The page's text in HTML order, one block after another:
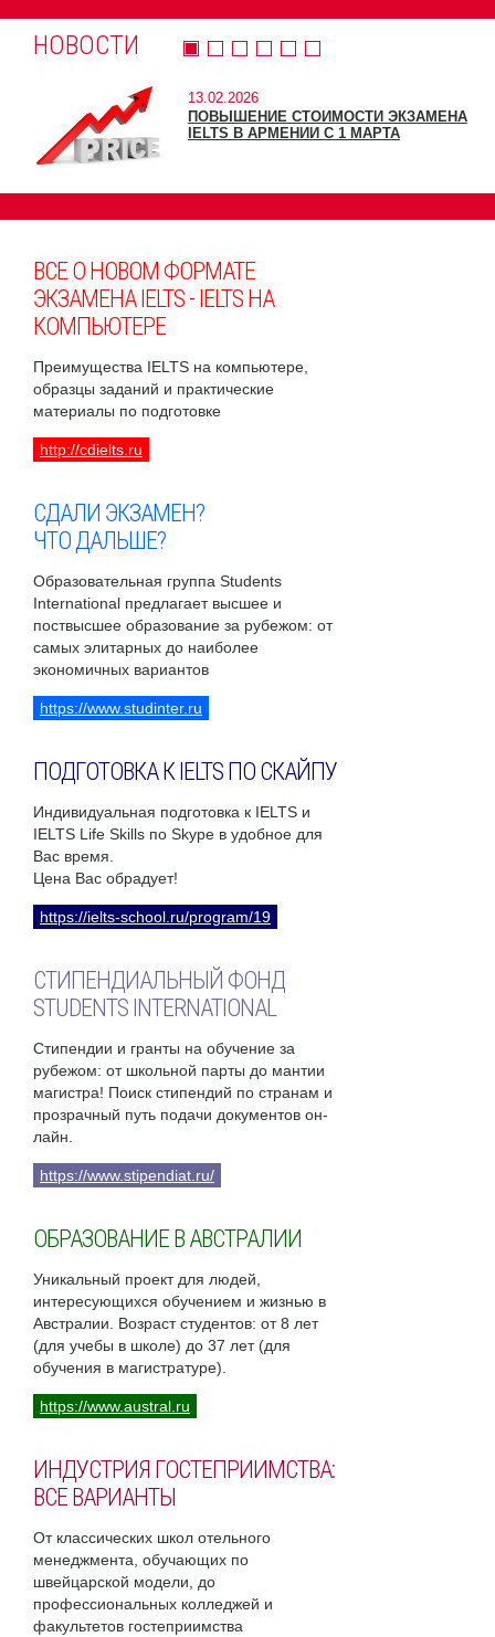
НОВОСТИ
13.02.2026
ПОВЫШЕНИЕ СТОИМОСТИ ЭКЗАМЕНА
IELTS В АРМЕНИИ С 1 МАРТА
ВСЕ О НОВОМ ФОРМАТЕ
ЭКЗАМЕНА IELTS - IELTS НА
КОМПЬЮТЕРЕ
Преимущества IELTS на компьютере,
образцы заданий и практические
материалы по подготовке
http://cdielts.ru
СДАЛИ ЭКЗАМЕН?
ЧТО ДАЛЬШЕ?
Образовательная группа Students
International предлагает высшее и
поствысшее образование за рубежом: от
самых элитарных до наиболее
экономичных вариантов
https://www.studinter.ru
ПОДГОТОВКА К IELTS ПО СКАЙПУ
Индивидуальная подготовка к IELTS и
IELTS Life Skills по Skype в удобное для
Вас время.
Цена Вас обрадует!
https://ielts-school.ru/program/19
СТИПЕНДИАЛЬНЫЙ ФОНД
STUDENTS INTERNATIONAL
Стипендии и гранты на обучение за
рубежом: от школьной парты до мантии
магистра! Поиск стипендий по странам и
прозрачный путь подачи документов он-
лайн.
https://www.stipendiat.ru/
ОБРАЗОВАНИЕ В АВСТРАЛИИ
Уникальный проект для людей,
интересующихся обучением и жизнью в
Австралии. Возраст студентов: от 8 лет
(для учебы в школе) до 37 лет (для
обучения в магистратуре).
https://www.austral.ru
ИНДУСТРИЯ ГОСТЕПРИИМСТВА:
ВСЕ ВАРИАНТЫ
От классических школ отельного
менеджмента, обучающих по
швейцарской модели, до
профессиональных колледжей и
факультетов гостеприимства